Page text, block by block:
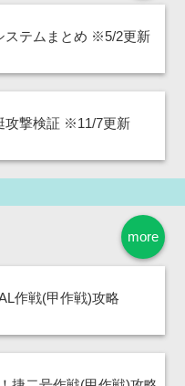
ステムまとめ ※5/2更新
攻撃検証 ※11/7更新
more
作戦(甲作戦)攻略